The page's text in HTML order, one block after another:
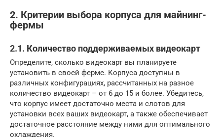
2. Критерии выбора корпуса для майнинг-
фермы
2.1. Количество поддерживаемых видеокарт
Определите, сколько видеокарт вы планируете
установить в своей ферме. Корпуса доступны в
различных конфигурациях, рассчитанных на разное
количество видеокарт – от 6 до 15 и более. Убедитесь,
что корпус имеет достаточно места и слотов для
установки всех ваших видеокарт, а также обеспечивает
достаточное расстояние между ними для оптимального
охлаждения.